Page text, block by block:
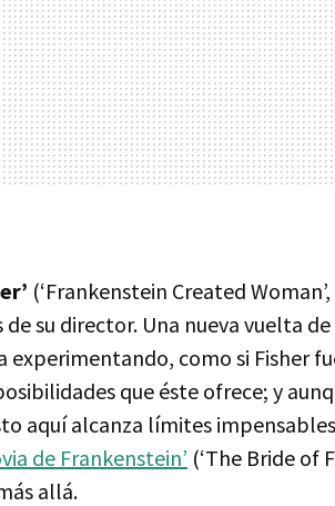
(‘Frankenstein Created
su director. Una nueva vuelta
experimentando, como si Fisher
que éste ofrece; y
aquí alcanza límites
de Frankenstein’ (‘The Bride of
allá.